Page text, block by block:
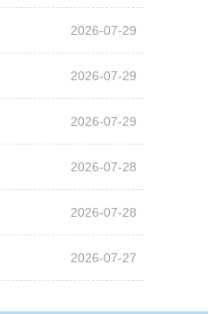
2026-07-29
2026-07-29
2026-07-29
2026-07-28
2026-07-28
2026-07-27